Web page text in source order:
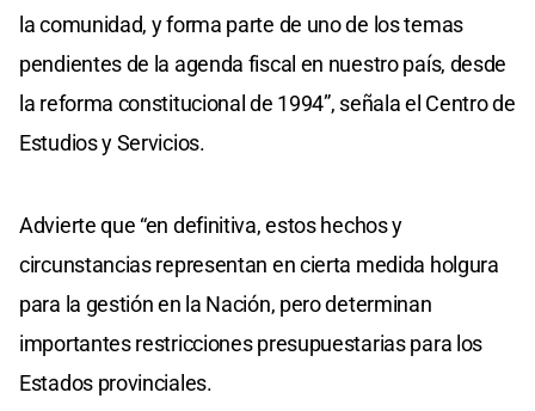
la comunidad, y forma parte de uno de los temas
pendientes de la agenda fiscal en nuestro país, desde
la reforma constitucional de 1994”, señala el Centro de
Estudios y Servicios.
Advierte que “en definitiva, estos hechos y
circunstancias representan en cierta medida holgura
para la gestión en la Nación, pero determinan
importantes restricciones presupuestarias para los
Estados provinciales.